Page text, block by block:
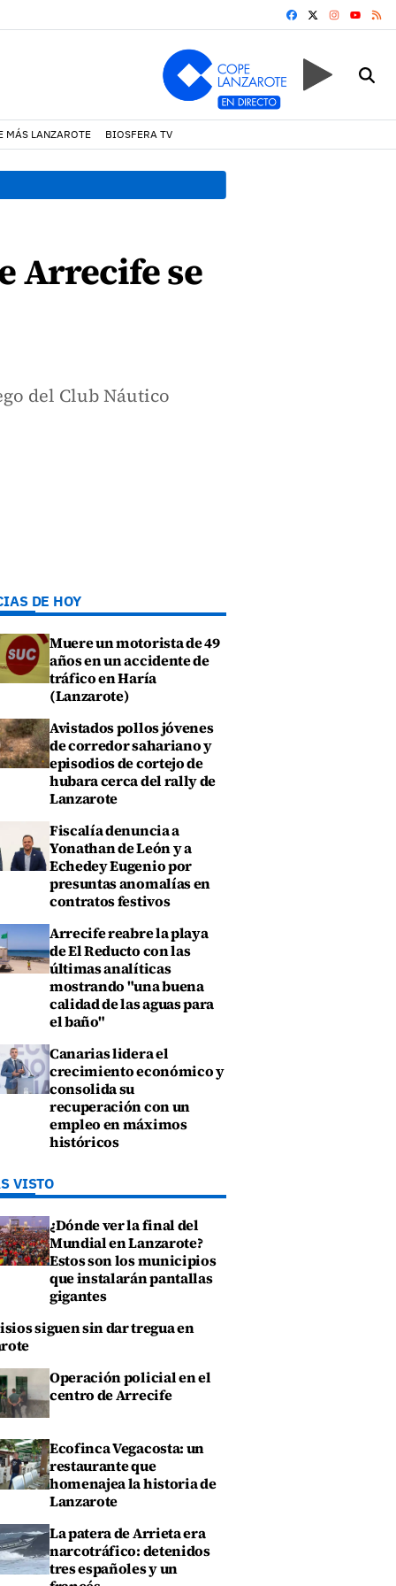
FACEBOOK
YOUTUBE
MÁS LANZAROTE BIOSFERA TV
Arrecife se
del Club Náutico
DE HOY
Muere un motorista de 49
años en un accidente de
tráfico en Haría
(Lanzarote)
Avistados pollos jóvenes
de corredor sahariano y
episodios de cortejo de
hubara cerca del rally de
Lanzarote
Fiscalía denuncia a
Yonathan de León y a
Echedey Eugenio por
presuntas anomalías en
contratos festivos
Arrecife reabre la playa
de El Reducto con las
últimas analíticas
mostrando "una buena
calidad de las aguas para
el baño"
Canarias lidera el
crecimiento económico y
consolida su
recuperación con un
empleo en máximos
históricos
VISTO
¿Dónde ver la final del
Mundial en Lanzarote?
Estos son los municipios
que instalarán pantallas
gigantes
siguen sin dar tregua en
Operación policial en el
centro de Arrecife
Ecofinca Vegacosta: un
restaurante que
homenajea la historia de
Lanzarote
La patera de Arrieta era
narcotráfico: detenidos
tres españoles y un